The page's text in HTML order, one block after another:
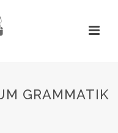
GRAMMATIK